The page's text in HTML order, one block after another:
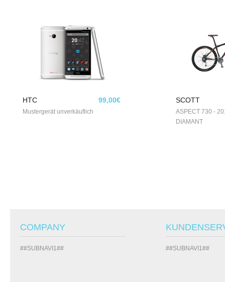
HTC 99,00€
Mustergerät unverkäuflich
SCOTT
ASPECT 730 -
DIAMANT
COMPANY
##SUBNAVI1## ##SUBNAVI1##